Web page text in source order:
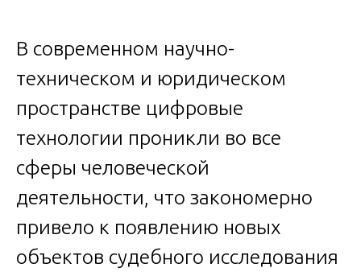
В современном научно-
техническом и юридическом
пространстве цифровые
технологии проникли во все
сферы человеческой
деятельности, что закономерно
привело к появлению новых
объектов судебного исследования